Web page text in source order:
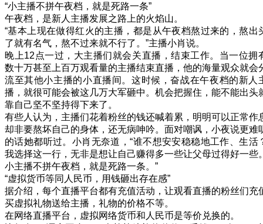
“小主播不拼午夜档，就是死路一条”
午夜档，是新人主播发展之路上的火焰山。
“基本上现在做得红火的主播，都是从午夜档熬过来的，熬出
了就有名气，熬不过来就不行了。”主播小肖说。
晚上12点一过，大主播们就会关直播，结束工作。当一位拥
数十万甚至上百万观看量的主播结束直播，他的海量观众就会
流至其他小主播的小直播间。这时候，奋战在午夜档的新人
播，就很可能会被这几万大军砸中。机会把握住，能不能出头
靠自己坚不坚持得下来了。
有些人认为，主播们花着粉丝的钱还喊着累，明明可以正常作
却非要熬坏自己的身体，还无病呻吟。面对嘲讽，小夜说更难
的话她都听过。小肖无奈道，“谁不想安安稳稳地工作、生活
我选择这一行，无非是想让自己赚得多一些让父母过得好一些
小主播不拼午夜档，就是死路一条。”
“虚拟货币等同人民币，用钱砸出存在感”
据介绍，每个直播平台都有充值活动，让观看直播的粉丝们充
买虚拟礼物送给主播，礼物的价格不等。
在网络直播平台，虚拟网络货币和人民币是等价兑换的。